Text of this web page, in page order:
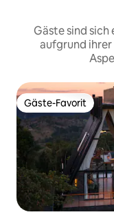
Gäste sind
aufgrund
Gäste-Favorit
Gäste-Favorit